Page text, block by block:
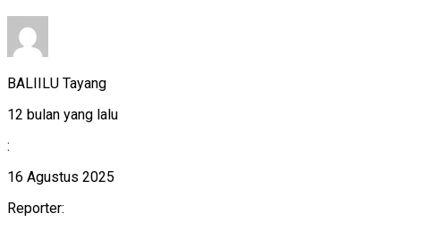
BALIILU Tayang
12 bulan yang lalu
:
16 Agustus 2025
Reporter: